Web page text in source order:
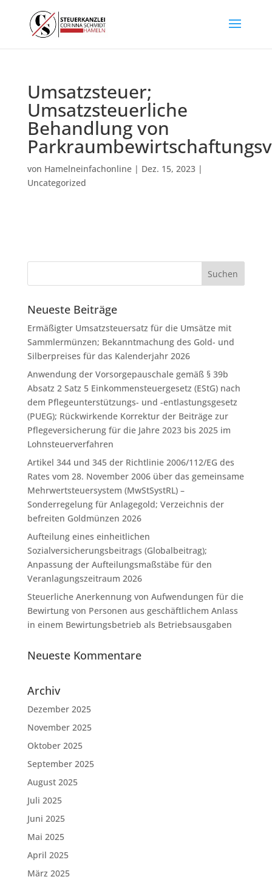
Umsatzsteuer;
Umsatzsteuerliche
Behandlung von
von Hamelneinfachonline| Dez. 15, 2023|
Uncategorized
Neueste Beiträge
Ermäßigter Umsatzsteuersatz für die Umsätze mit
Sammlermünzen; Bekanntmachung des Gold- und
Silberpreises für das Kalenderjahr 2026
Anwendung der Vorsorgepauschale gemäß § 39b
Absatz 2 Satz 5 Einkommensteuergesetz (EStG) nach
dem Pflegeunterstützungs- und -entlastungsgesetz
(PUEG); Rückwirkende Korrektur der Beiträge zur
Pflegeversicherung für die Jahre 2023 bis 2025 im
Lohnsteuerverfahren
Artikel 344 und 345 der Richtlinie 2006/112/EG des
Rates vom 28. November 2006 über das gemeinsame
Mehrwertsteuersystem (MwStSystRL) –
Sonderregelung für Anlagegold; Verzeichnis der
befreiten Goldmünzen 2026
Aufteilung eines einheitlichen
Sozialversicherungsbeitrags (Globalbeitrag);
Anpassung der Aufteilungsmaßstäbe für den
Veranlagungszeitraum 2026
Steuerliche Anerkennung von Aufwendungen für die
Bewirtung von Personen aus geschäftlichem Anlass
in einem Bewirtungsbetrieb als Betriebsausgaben
Neueste Kommentare
Archiv
Dezember 2025
November 2025
Oktober 2025
September 2025
August 2025
Juli 2025
Juni 2025
Mai 2025
April 2025
März 2025